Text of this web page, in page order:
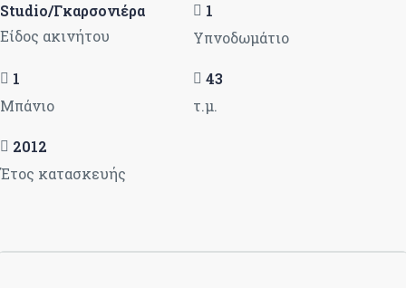
Studio/Γκαρσονιέρα
Είδος ακινήτου
1
Υπνοδωμάτιο
1
Μπάνιο
43
τ.μ.
2012
Έτος κατασκευής